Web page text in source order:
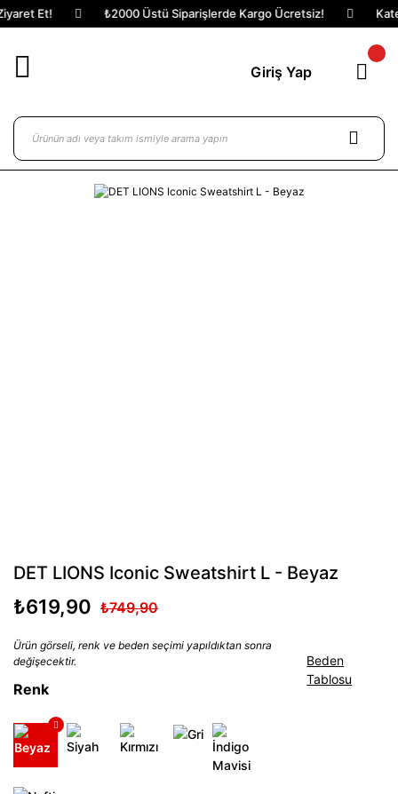
Et! ₺2000 Üstü Siparişlerde Kargo Ücretsiz!
Giriş Yap
DET LIONS Iconic Sweatshirt L - Beyaz
₺619,90 ₺749,90
Ürün görseli, renk ve beden seçimi yapıldıktan sonra
değişecektir.
Renk
Beden
Tablosu